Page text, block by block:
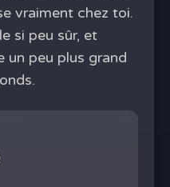
vraiment chez toi.
si peu sûr, et
un peu plus grand